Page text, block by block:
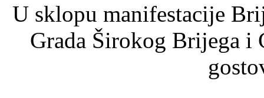
U sklopu manifestacije
Grada Širokog Brijega